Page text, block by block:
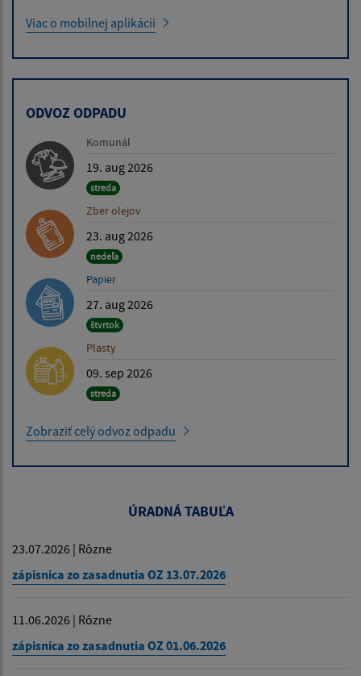
Viac o mobilnej aplikácii
ODVOZ ODPADU
Komunál
19. aug 2026
streda
Zber olejov
23. aug 2026
nedeľa
Papier
27. aug 2026
štvrtok
Plasty
09. sep 2026
streda
Zobraziť celý odvoz odpadu
ÚRADNÁ TABUĽA
23.07.2026 | Rôzne
zápisnica zo zasadnutia OZ 13.07.2026
11.06.2026 | Rôzne
zápisnica zo zasadnutia OZ 01.06.2026